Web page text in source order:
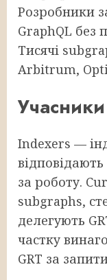
Розробники
GraphQL без
Тисячі
Arbitrum,
Indexers —
за роботу.
subgraphs,
делегують
частку
GRT за